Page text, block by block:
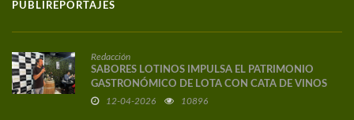
PUBLIREPORTAJES
Redacción
SABORES LOTINOS IMPULSA EL PATRIMONIO
GASTRONÓMICO DE LOTA CON CATA DE VINOS
DE AUTOR
12-04-2026 10896